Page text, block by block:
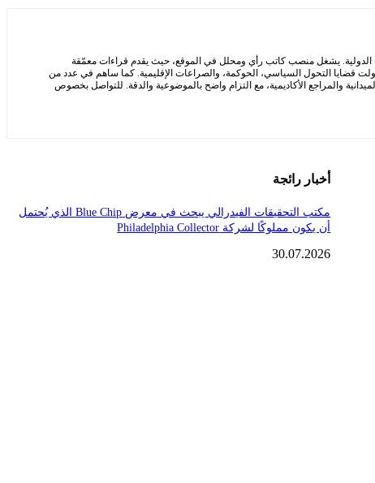
الدولية. يشغل منصب كاتب رأي ومحلل في الموقع، حيث يقدم قراءات معمّقة
قضايا التحول السياسي، الحوكمة، والصراعات الإقليمية. كما ساهم في عدد من
والمراجع الأكاديمية، مع التزام واضح بالموضوعية والدقة. للتواصل بخصوص
أخبار رائجة
مكتب التحقيقات الفيدرالي يبحث في معرض Blue Chip الذي يُحتمل
أن يكون مملوكًا لشركة Philadelphia Collector
30.07.2026